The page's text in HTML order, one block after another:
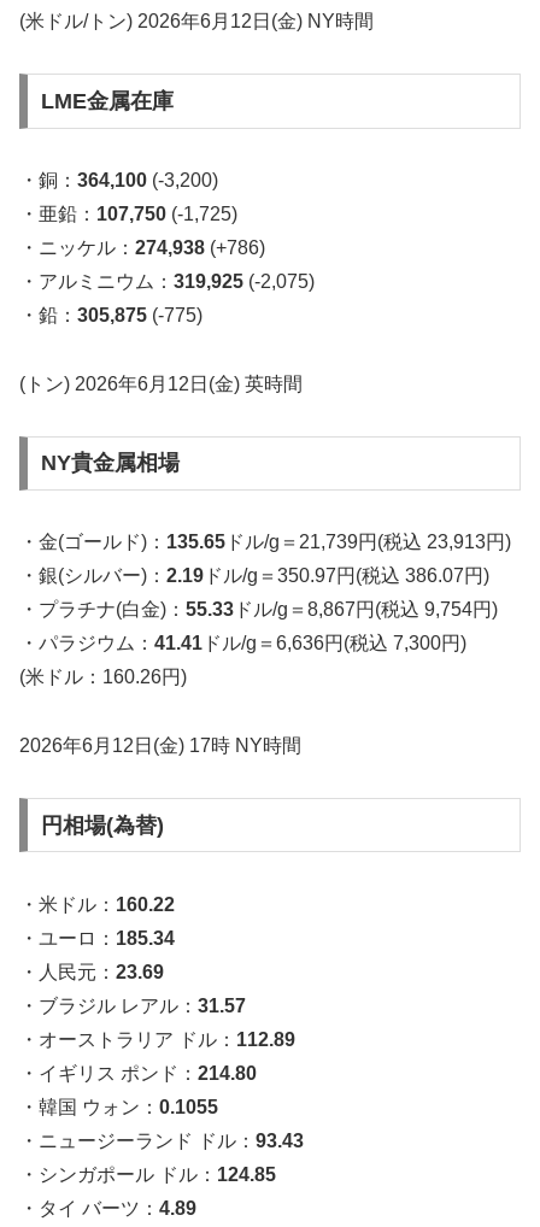
(米ドル/トン) 2026年6月12日(金) NY時間
LME金属在庫
・銅： 364,100 (-3,200)
・亜鉛： 107,750 (-1,725)
・ニッケル： 274,938 (+786)
・アルミニウム： 319,925 (-2,075)
・鉛： 305,875 (-775)
(トン) 2026年6月12日(金) 英時間
NY貴金属相場
・金(ゴールド)： 135.65 ドル/g＝21,739円(税込 23,913円)
・銀(シルバー)： 2.19 ドル/g＝350.97円(税込 386.07円)
・プラチナ(白金)： 55.33 ドル/g＝8,867円(税込 9,754円)
・パラジウム： 41.41 ドル/g＝6,636円(税込 7,300円)
(米ドル：160.26円)
2026年6月12日(金) 17時 NY時間
円相場(為替)
・米ドル： 160.22
・ユーロ： 185.34
・人民元： 23.69
・ブラジル レアル： 31.57
・オーストラリア ドル： 112.89
・イギリス ポンド： 214.80
・韓国 ウォン： 0.1055
・ニュージーランド ドル： 93.43
・シンガポール ドル： 124.85
・タイ バーツ： 4.89